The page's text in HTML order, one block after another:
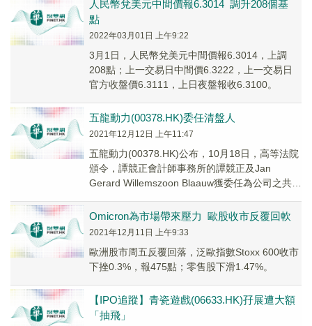
人民幣兌美元中間價報6.3014 調升208個基
點
2022年03月01日 上午9:22
3月1日，人民幣兌美元中間價報6.3014，上調
208點；上一交易日中間價6.3222，上一交易日
官方收盤價6.3111，上日夜盤報收6.3100。
五龍動力(00378.HK)委任清盤人
2021年12月12日 上午11:47
五龍動力(00378.HK)公布，10月18日，高等法院
頒令，譚競正會計師事務所的譚競正及Jan
Gerard Willemszoon Blaauw獲委任為公司之共同
Omicron為市場帶來壓力 歐股收市反覆回軟
2021年12月11日 上午9:33
歐洲股市周五反覆回落，泛歐指數Stoxx 600收市
下挫0.3%，報475點；零售股下滑1.47%。
【IPO追蹤】青瓷遊戲(06633.HK)孖展遭大額
「抽飛」